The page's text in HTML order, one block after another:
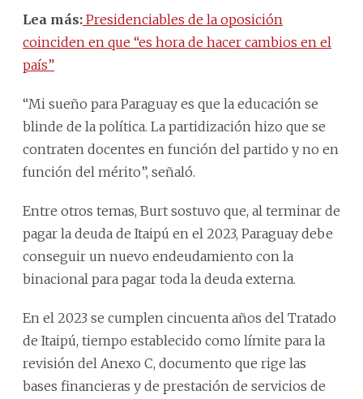
Lea más: Presidenciables de la oposición
coinciden en que “es hora de hacer cambios en el
país”
“Mi sueño para Paraguay es que la educación se
blinde de la política. La partidización hizo que se
contraten docentes en función del partido y no en
función del mérito”, señaló.
Entre otros temas, Burt sostuvo que, al terminar de
pagar la deuda de Itaipú en el 2023, Paraguay debe
conseguir un nuevo endeudamiento con la
binacional para pagar toda la deuda externa.
En el 2023 se cumplen cincuenta años del Tratado
de Itaipú, tiempo establecido como límite para la
revisión del Anexo C, documento que rige las
bases financieras y de prestación de servicios de